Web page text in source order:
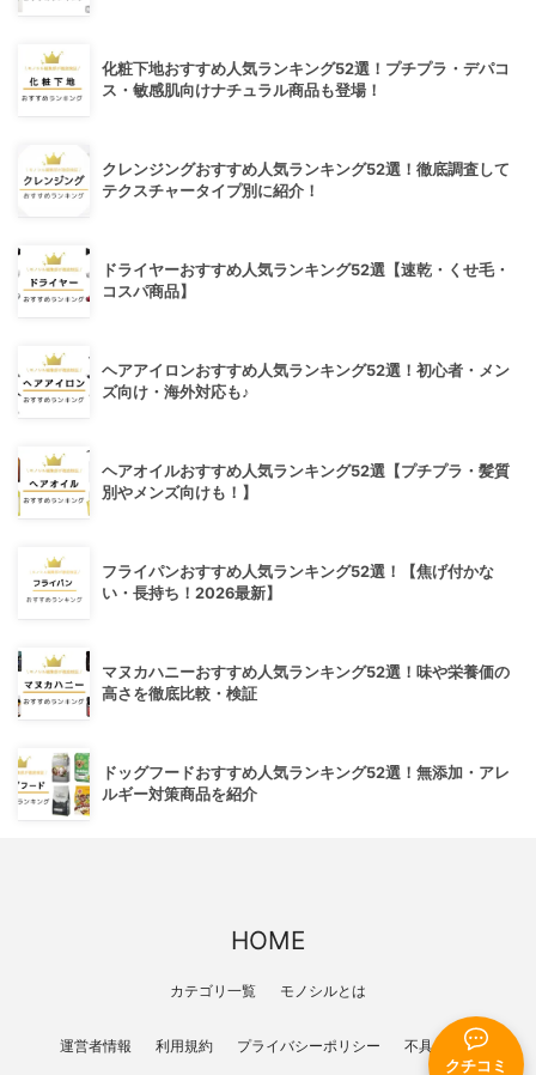
クチコミ
化粧下地おすすめ人気ランキング52選！プチプラ・デパコ
ス・敏感肌向けナチュラル商品も登場！
クレンジングおすすめ人気ランキング52選！徹底調査して
テクスチャータイプ別に紹介！
ドライヤーおすすめ人気ランキング52選【速乾・くせ毛・
コスパ商品】
ヘアアイロンおすすめ人気ランキング52選！初心者・メン
ズ向け・海外対応も♪
ヘアオイルおすすめ人気ランキング52選【プチプラ・髪質
別やメンズ向けも！】
フライパンおすすめ人気ランキング52選！【焦げ付かな
い・長持ち！2026最新】
マヌカハニーおすすめ人気ランキング52選！味や栄養価の
高さを徹底比較・検証
ドッグフードおすすめ人気ランキング52選！無添加・アレ
ルギー対策商品を紹介
HOME
カテゴリ一覧 モノシルとは
運営者情報 利用規約 プライバシーポリシー 不具合報告